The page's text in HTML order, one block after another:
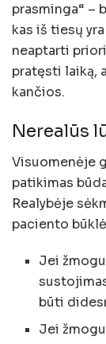
prasminga“ –
kas iš tiesų
neaptarti
pratęsti laiką,
kančios.
Nerealūs
Visuomenėje
patikimas
Realybėje
paciento
Jei
būti
Jei